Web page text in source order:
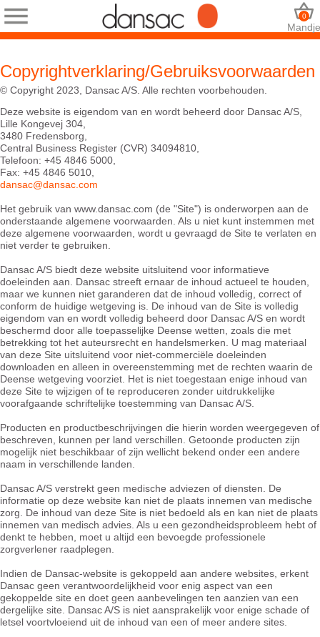
Mandje
0
Copyrightverklaring/Gebruiksvoorwaarden
© Copyright 2023, Dansac A/S. Alle rechten voorbehouden.
Deze website is eigendom van en wordt beheerd door Dansac A/S,
Lille Kongevej 304,
3480 Fredensborg,
Central Business Register (CVR) 34094810,
Telefoon: +45 4846 5000,
Fax: +45 4846 5010,
dansac@dansac.com
Het gebruik van www.dansac.com (de "Site") is onderworpen aan de
onderstaande algemene voorwaarden. Als u niet kunt instemmen met
deze algemene voorwaarden, wordt u gevraagd de Site te verlaten en
niet verder te gebruiken.
Dansac A/S biedt deze website uitsluitend voor informatieve
doeleinden aan. Dansac streeft ernaar de inhoud actueel te houden,
maar we kunnen niet garanderen dat de inhoud volledig, correct of
conform de huidige wetgeving is. De inhoud van de Site is volledig
eigendom van en wordt volledig beheerd door Dansac A/S en wordt
beschermd door alle toepasselijke Deense wetten, zoals die met
betrekking tot het auteursrecht en handelsmerken. U mag materiaal
van deze Site uitsluitend voor niet-commerciële doeleinden
downloaden en alleen in overeenstemming met de rechten waarin de
Deense wetgeving voorziet. Het is niet toegestaan enige inhoud van
deze Site te wijzigen of te reproduceren zonder uitdrukkelijke
voorafgaande schriftelijke toestemming van Dansac A/S.
Producten en productbeschrijvingen die hierin worden weergegeven of
beschreven, kunnen per land verschillen. Getoonde producten zijn
mogelijk niet beschikbaar of zijn wellicht bekend onder een andere
naam in verschillende landen.
Dansac A/S verstrekt geen medische adviezen of diensten. De
informatie op deze website kan niet de plaats innemen van medische
zorg. De inhoud van deze Site is niet bedoeld als en kan niet de plaats
innemen van medisch advies. Als u een gezondheidsprobleem hebt of
denkt te hebben, moet u altijd een bevoegde professionele
zorgverlener raadplegen.
Indien de Dansac-website is gekoppeld aan andere websites, erkent
Dansac geen verantwoordelijkheid voor enig aspect van een
gekoppelde site en doet geen aanbevelingen ten aanzien van een
dergelijke site. Dansac A/S is niet aansprakelijk voor enige schade of
letsel voortvloeiend uit de inhoud van een of meer andere sites.